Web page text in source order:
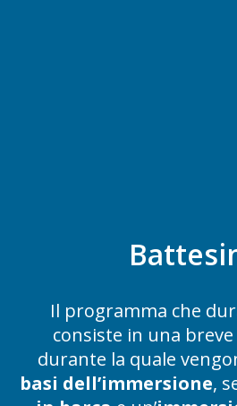
Il programma che
consiste in una
durante la quale
basi dell’immersione,